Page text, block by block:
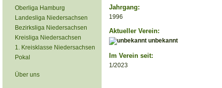
Oberliga Hamburg
Landesliga Niedersachsen
Bezirksliga Niedersachsen
Kreisliga Niedersachsen
1. Kreisklasse Niedersachsen
Pokal
Über uns
Jahrgang:
1996
Aktueller Verein:
unbekannt
Im Verein seit:
1/2023